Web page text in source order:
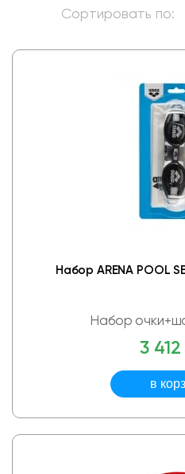
Сортировать по:
Набор ARENA POOL
Набор
3